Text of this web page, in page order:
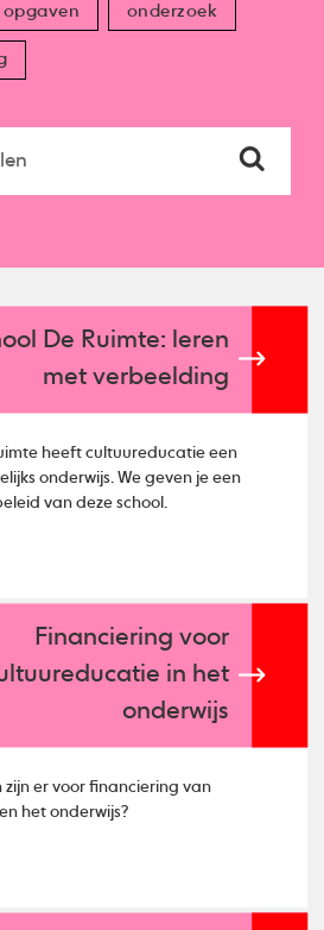
onderzoek
De Ruimte: leren
met verbeelding
heeft cultuureducatie een
onderwijs. We geven je een
van deze school.
Financiering voor
in het
onderwijs
zijn er voor financiering van
het onderwijs?